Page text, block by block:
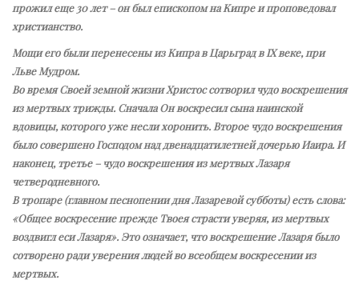
прожил еще 30 лет – он был епископом на Кипре и проповедовал
христианство.
Мощи его были перенесены из Кипра в Царьград в IX веке, при
Льве Мудром.
Во время Своей земной жизни Христос сотворил чудо воскрешения
из мертвых трижды. Сначала Он воскресил сына наинской
вдовицы, которого уже несли хоронить. Второе чудо воскрешения
было совершено Господом над двенадцатилетней дочерью Иаира. И
наконец, третье – чудо воскрешения из мертвых Лазаря
четверодневного.
В тропаре (главном песнопении дня Лазаревой субботы) есть слова:
«Общее воскресение прежде Твоея страсти уверяя, из мертвых
воздвигл еси Лазаря». Это означает, что воскрешение Лазаря было
сотворено ради уверения людей во всеобщем воскресении из
мертвых.